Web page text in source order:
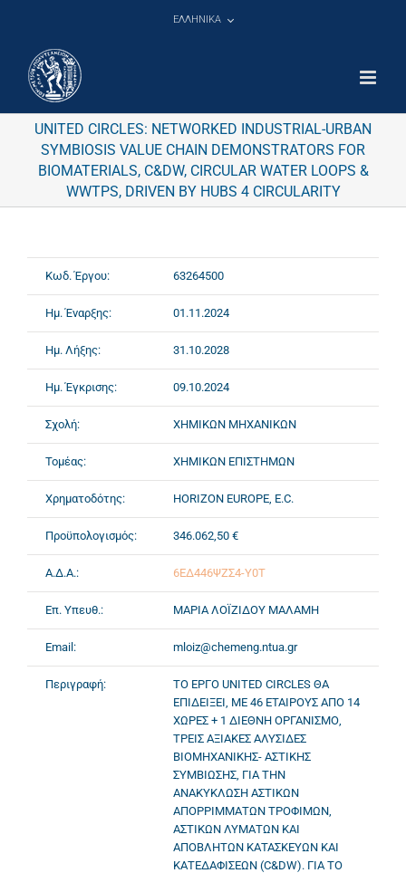
ΕΛΛΗΝΙΚΑ
UNITED CIRCLES: NETWORKED INDUSTRIAL-URBAN
SYMBIOSIS VALUE CHAIN DEMONSTRATORS FOR
BIOMATERIALS, C&DW, CIRCULAR WATER LOOPS &
WWTPS, DRIVEN BY HUBS 4 CIRCULARITY
Κωδ. Έργου: 63264500
Ημ. Έναρξης: 01.11.2024
Ημ. Λήξης: 31.10.2028
Ημ. Έγκρισης: 09.10.2024
Σχολή: ΧΗΜΙΚΩΝ ΜΗΧΑΝΙΚΩΝ
Τομέας: ΧΗΜΙΚΩΝ ΕΠΙΣΤΗΜΩΝ
Χρηματοδότης: HORIZON EUROPE, E.C.
Προϋπολογισμός: 346.062,50 €
Α.Δ.Α.: 6ΕΔ446ΨΖΣ4-Υ0Τ
Επ. Υπευθ.: ΜΑΡΙΑ ΛΟΪΖΙΔΟΥ ΜΑΛΑΜΗ
Email: mloiz@chemeng.ntua.gr
Περιγραφή:
ΤΟ ΕΡΓΟ UNITED CIRCLES ΘΑ
ΕΠΙΔΕΙΞΕΙ, ΜΕ 46 ΕΤΑΙΡΟΥΣ ΑΠΟ 14
ΧΩΡΕΣ + 1 ΔΙΕΘΝΗ ΟΡΓΑΝΙΣΜΟ,
ΤΡΕΙΣ ΑΞΙΑΚΕΣ ΑΛΥΣΙΔΕΣ
ΒΙΟΜΗΧΑΝΙΚΗΣ- ΑΣΤΙΚΗΣ
ΣΥΜΒΙΩΣΗΣ, ΓΙΑ ΤΗΝ
ΑΝΑΚΥΚΛΩΣΗ ΑΣΤΙΚΩΝ
ΑΠΟΡΡΙΜΜΑΤΩΝ ΤΡΟΦΙΜΩΝ,
ΑΣΤΙΚΩΝ ΛΥΜΑΤΩΝ ΚΑΙ
ΑΠΟΒΛΗΤΩΝ ΚΑΤΑΣΚΕΥΩΝ ΚΑΙ
ΚΑΤΕΔΑΦΙΣΕΩΝ (C&DW). ΓΙΑ ΤΟ